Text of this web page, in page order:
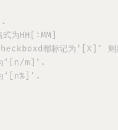
为HH[:MM]
都标记为‘[X]’ 则
‘[n/m]’.
‘[n%]’.